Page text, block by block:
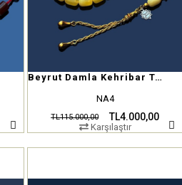
Beyrut Damla Kehribar Tesbih
NA4
TL4.000,00
TL115.000,00
Karşılaştır